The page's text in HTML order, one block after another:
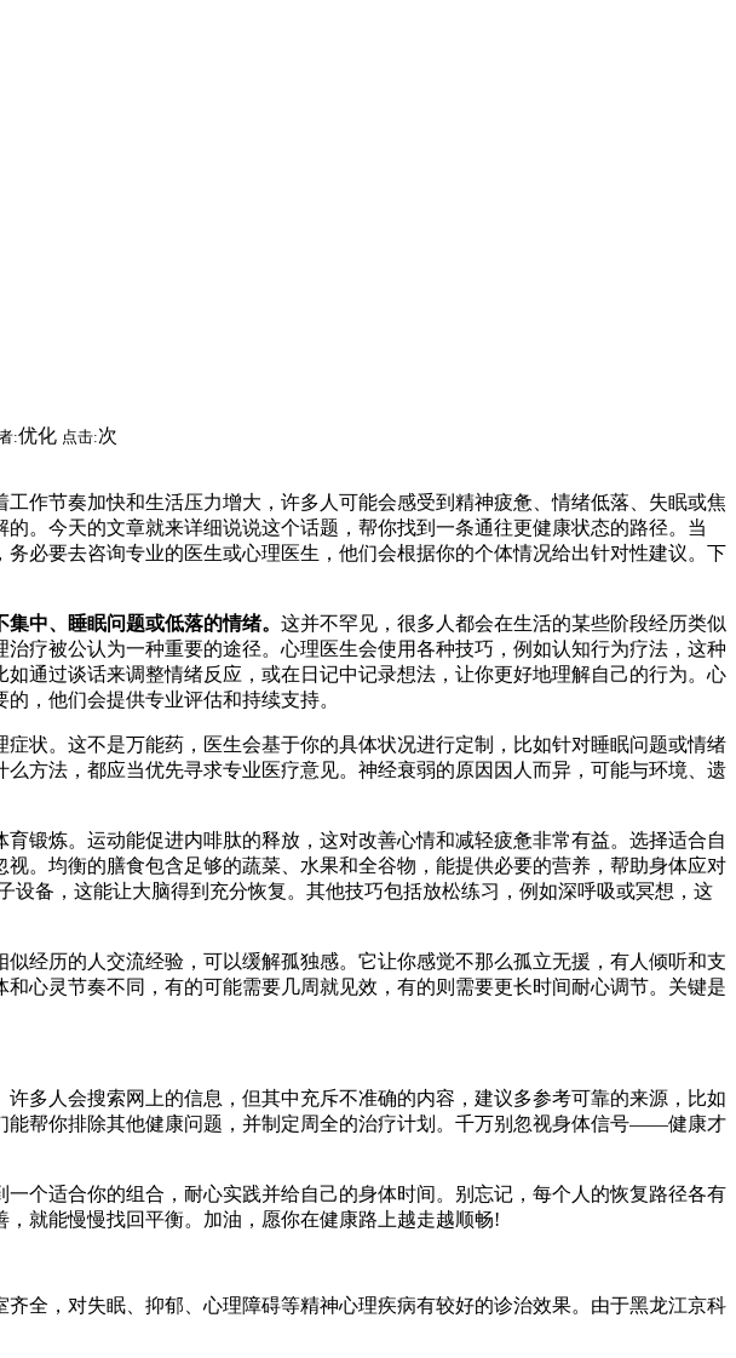
:优化 点击:次
节奏加快和生活压力增大，许多人可能会感受到精神疲惫、情绪低落、失眠或焦
。今天的文章就来详细说说这个话题，帮你找到一条通往更健康状态的路径。当
必要去咨询专业的医生或心理医生，他们会根据你的个体情况给出针对性建议。下
中、睡眠问题或低落的情绪。 这并不罕见，很多人都会在生活的某些阶段经历类似
疗被公认为一种重要的途径。心理医生会使用各种技巧，例如认知行为疗法，这种
通过谈话来调整情绪反应，或在日记中记录想法，让你更好地理解自己的行为。心
，他们会提供专业评估和持续支持。
状。这不是万能药，医生会基于你的具体状况进行定制，比如针对睡眠问题或情绪
方法，都应当优先寻求专业医疗意见。神经衰弱的原因因人而异，可能与环境、遗
锻炼。运动能促进内啡肽的释放，这对改善心情和减轻疲惫非常有益。选择适合自
。均衡的膳食包含足够的蔬菜、水果和全谷物，能提供必要的营养，帮助身体应对
备，这能让大脑得到充分恢复。其他技巧包括放松练习，例如深呼吸或冥想，这
经历的人交流经验，可以缓解孤独感。它让你感觉不那么孤立无援，有人倾听和支
心灵节奏不同，有的可能需要几周就见效，有的则需要更长时间耐心调节。关键是
人会搜索网上的信息，但其中充斥不准确的内容，建议多参考可靠的来源，比如
帮你排除其他健康问题，并制定周全的治疗计划。千万别忽视身体信号——健康才
适合你的组合，耐心实践并给自己的身体时间。别忘记，每个人的恢复路径各有
就能慢慢找回平衡。加油，愿你在健康路上越走越顺畅!
，对失眠、抑郁、心理障碍等精神心理疾病有较好的诊治效果。由于黑龙江京科